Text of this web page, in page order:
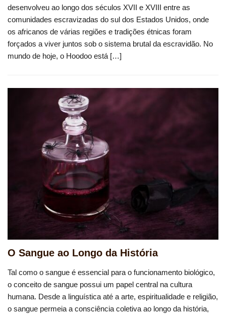
desenvolveu ao longo dos séculos XVII e XVIII entre as
comunidades escravizadas do sul dos Estados Unidos, onde
os africanos de várias regiões e tradições étnicas foram
forçados a viver juntos sob o sistema brutal da escravidão. No
mundo de hoje, o Hoodoo está […]
O Sangue ao Longo da História
Tal como o sangue é essencial para o funcionamento biológico,
o conceito de sangue possui um papel central na cultura
humana. Desde a linguística até a arte, espiritualidade e religião,
o sangue permeia a consciência coletiva ao longo da história,